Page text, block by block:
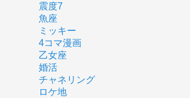
震度7
魚座
ミッキー
4コマ漫画
乙女座
婚活
チャネリング
ロケ地